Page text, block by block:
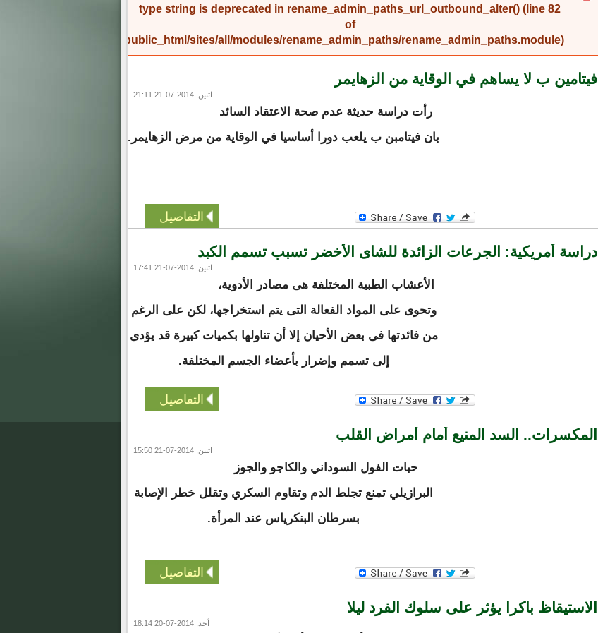
type string is deprecated in rename_admin_paths_url_outbound_alter() (line 82
of
/home/amicinf1/public_html/sites/all/modules/rename_admin_paths/rename_admin_paths.module).
فيتامين ب لا يساهم في الوقاية من الزهايمر
اثنين, 2014-07-21 21:11
رأت دراسة حديثة عدم صحة الاعتقاد السائد
بان فيتامبن ب يلعب دورا أساسيا في الوقاية من مرض الزهايمر.
التفاصيل
دراسة أمريكية: الجرعات الزائدة للشاى الأخضر تسبب تسمم الكبد
اثنين, 2014-07-21 17:41
الأعشاب الطبية المختلفة هى مصادر الأدوية،
وتحوى على المواد الفعالة التى يتم استخراجها، لكن على الرغم
من فائدتها فى بعض الأحيان إلا أن تناولها بكميات كبيرة قد يؤدى
إلى تسمم وإضرار بأعضاء الجسم المختلفة.
التفاصيل
المكسرات.. السد المنيع أمام أمراض القلب
اثنين, 2014-07-21 15:50
حبات الفول السوداني والكاجو والجوز
البرازيلي تمنع تجلط الدم وتقاوم السكري وتقلل خطر الإصابة
بسرطان البنكرياس عند المرأة.
التفاصيل
الاستيقاظ باكرا يؤثر على سلوك الفرد ليلا
أحد, 2014-07-20 18:14